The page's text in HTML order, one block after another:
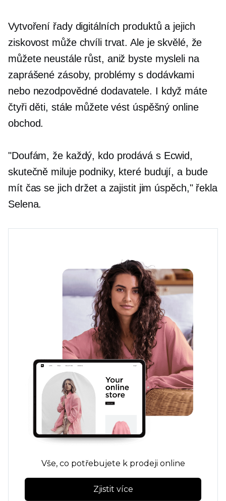
Vytvoření řady digitálních produktů a jejich
ziskovost může chvíli trvat. Ale je skvělé, že
můžete neustále růst, aniž byste mysleli na
zaprášené zásoby, problémy s dodávkami
nebo nezodpovědné dodavatele. I když máte
čtyři děti, stále můžete vést úspěšný online
obchod.
"Doufám, že každý, kdo prodává s Ecwid,
skutečně miluje podniky, které budují, a bude
mít čas se jich držet a zajistit jim úspěch," řekla
Selena.
Vše, co potřebujete k prodeji online
Zjistit více